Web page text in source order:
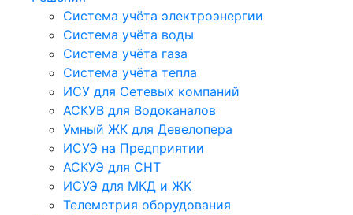
Система учёта электроэнергии
Система учёта воды
Система учёта газа
Система учёта тепла
ИСУ для Сетевых компаний
АСКУВ для Водоканалов
Умный ЖК для Девелопера
ИСУЭ на Предприятии
АСКУЭ для СНТ
ИСУЭ для МКД и ЖК
Телеметрия оборудования